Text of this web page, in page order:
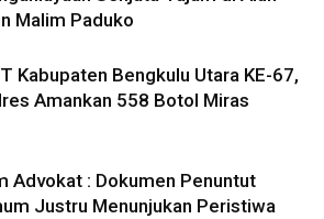
Malim Paduko
Kabupaten Bengkulu Utara KE-67,
Amankan 558 Botol Miras
Advokat : Dokumen Penuntut
Justru Menunjukan Peristiwa